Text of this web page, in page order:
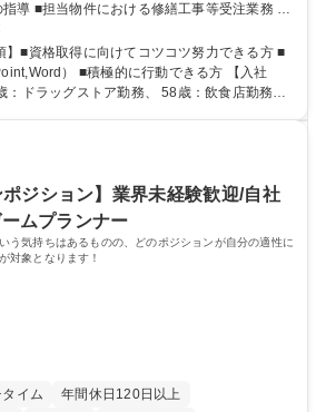
導 ■担当物件における修繕工事等受注業務 ■
業界からの転職者が多数活躍しています
インセンティヴで平均約100万円/年（昨年度
格手当50,000円/月 ★親会社である株式会社合
会社として、質の高いサービスと適性価格を
■資格取得に向けてコツコツ努力できる方 ■
動できる方 【入社
ストア勤務、 58歳：飲食店勤務
■フレックス制度、未経験からでも下限年収
学 高専 短大 専修学校 高校 語学力： 資格：第
ポジション】業界未経験歓迎/自社
ムプランナー
う気持ちはあるものの、どのポジションが自分の適性に
対象となります！
イム
年間休日120日以上